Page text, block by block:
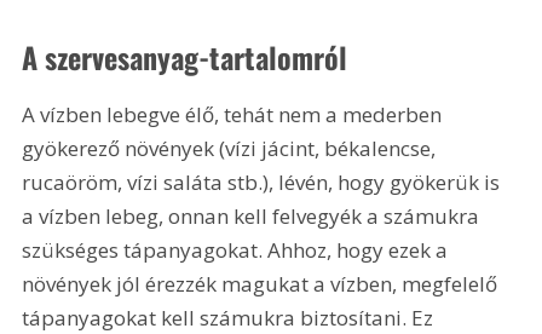
A szervesanyag-tartalomról
A vízben lebegve élő, tehát nem a mederben
gyökerező növények (vízi jácint, békalencse,
rucaöröm, vízi saláta stb.), lévén, hogy gyökerük is
a vízben lebeg, onnan kell felvegyék a számukra
szükséges tápanyagokat. Ahhoz, hogy ezek a
növények jól érezzék magukat a vízben, megfelelő
tápanyagokat kell számukra biztosítani. Ez